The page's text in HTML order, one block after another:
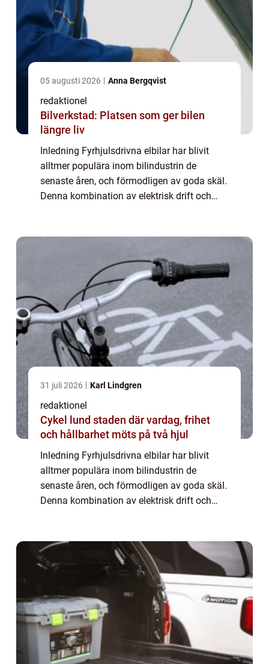
05 augusti 2026 Anna Bergqvist
redaktionel
Bilverkstad: Platsen som ger bilen
längre liv
Inledning Fyrhjulsdrivna elbilar har blivit
alltmer populära inom bilindustrin de
senaste åren, och förmodligen av goda skäl.
Denna kombination av elektrisk drift och
31 juli 2026 Karl Lindgren
redaktionel
Cykel lund staden där vardag, frihet
och hållbarhet möts på två hjul
Inledning Fyrhjulsdrivna elbilar har blivit
alltmer populära inom bilindustrin de
senaste åren, och förmodligen av goda skäl.
Denna kombination av elektrisk drift och
alla...